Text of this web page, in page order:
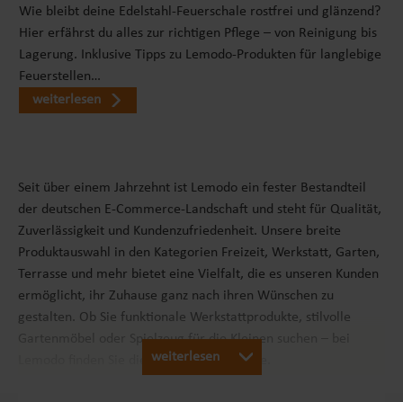
Wie bleibt deine Edelstahl-Feuerschale rostfrei und glänzend?
Hier erfährst du alles zur richtigen Pflege – von Reinigung bis
Lagerung. Inklusive Tipps zu Lemodo-Produkten für langlebige
Feuerstellen…
weiterlesen
Seit über einem Jahrzehnt ist Lemodo ein fester Bestandteil
der deutschen E-Commerce-Landschaft und steht für Qualität,
Zuverlässigkeit und Kundenzufriedenheit. Unsere breite
Produktauswahl in den Kategorien Freizeit, Werkstatt, Garten,
Terrasse und mehr bietet eine Vielfalt, die es unseren Kunden
ermöglicht, ihr Zuhause ganz nach ihren Wünschen zu
gestalten. Ob Sie funktionale Werkstattprodukte, stilvolle
Gartenmöbel oder Spielzeug für die Kleinen suchen – bei
Lemodo finden Sie die passenden Produkte.
weiterlesen